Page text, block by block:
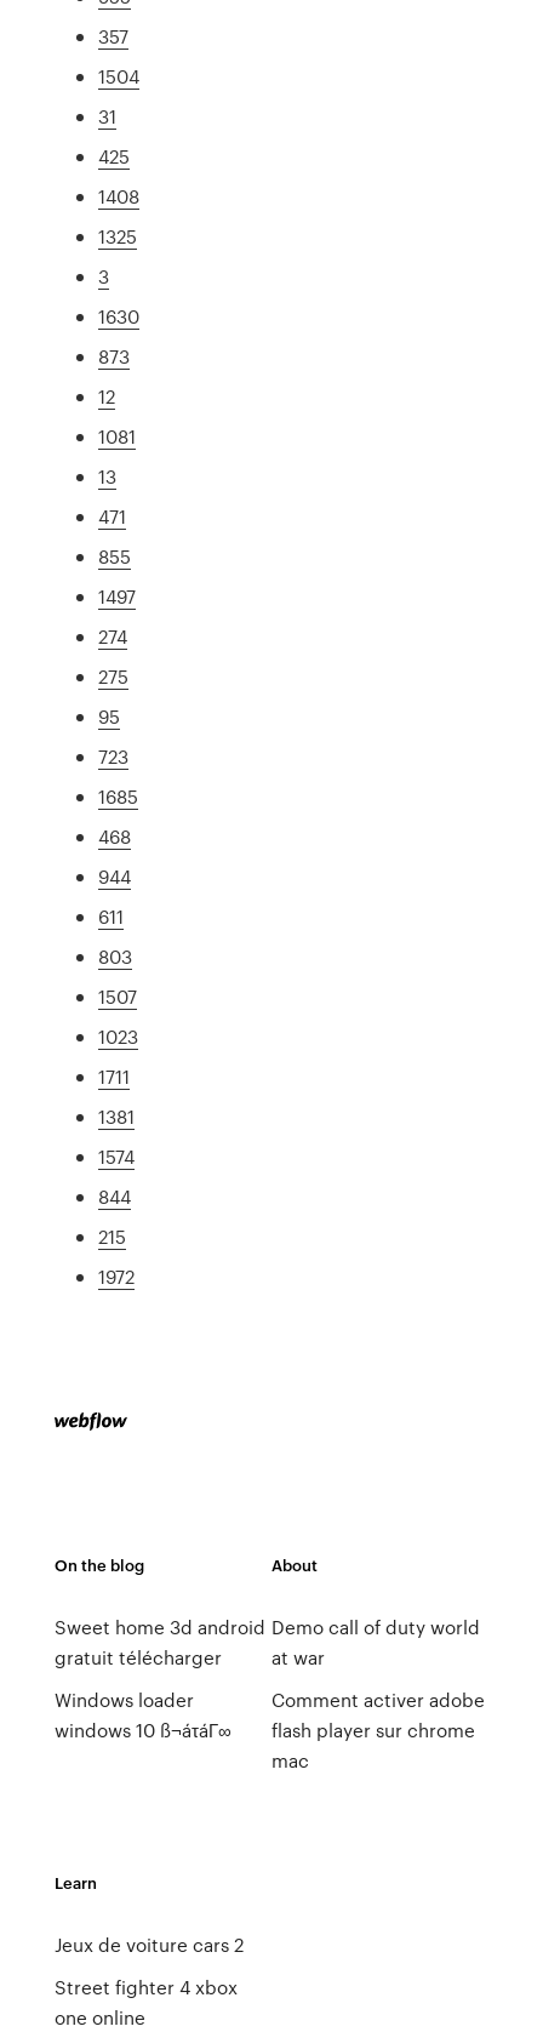
357
1504
31
425
1408
1325
3
1630
873
12
1081
13
471
855
1497
274
275
95
723
1685
468
944
611
803
1507
1023
1711
1381
1574
844
215
1972
On the blog
Sweet home 3d android
gratuit télécharger
Windows loader
windows 10 ß¬áτáΓ∞
About
Demo call of duty world
at war
Comment activer adobe
flash player sur chrome
mac
Learn
Jeux de voiture cars 2
Street fighter 4 xbox
one online